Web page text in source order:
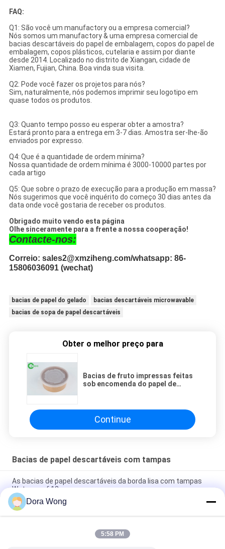
FAQ:
Q1: São você um manufactory ou a empresa comercial?
Nós somos um manufactory & uma empresa comercial de
bacias descartáveis do papel de embalagem, copos do papel de
embalagem, copos plásticos, cutelaria e assim por diante
desde 2014. Localizado no distrito de Xiangan, cidade de
Xiamen, Fujian, China. Boa vinda sua visita.
Q2: Pode você fazer os projetos para nós?
Sim, naturalmente, nós podemos imprimir seu logotipo em
quase todos os produtos.
Q3: Quanto tempo posso eu esperar obter a amostra?
Estará pronto para a entrega em 3-7 dias. Amostra ser-lhe-ão
enviados por expresso.
Q4: Que é a quantidade de ordem mínima?
Nossa quantidade de ordem mínima é 3000-10000 partes por
cada artigo
Q5: Que sobre o prazo de execução para a produção em massa?
Nós sugerimos que você inquérito do começo 30 dias antes da
data onde você gostaria de receber os produtos.
Obrigado muito vendo esta página
Olhe sinceramente para a frente a nossa cooperação!
Contacte-nos:
Correio: sales2@xmziheng.com/whatsapp: 86-
15806036091 (wechat)
bacias de papel do gelado
bacias descartáveis microwavable
bacias de sopa de papel descartáveis
Obter o melhor preço para
Bacias de fruto impressas feitas
sob encomenda do papel de
branca
Continue
Bacias de papel descartáveis com tampas
As bacias de papel descartáveis da borda lisa com tampas
Waterproof 12 onças para a sopa
As bacias de papel descartáveis biodegradáveis com tampas
Waterproof 1100 ML para a salada
Recipientes descartáveis resistentes da salada da graxa,
Dora Wong
5:58 PM